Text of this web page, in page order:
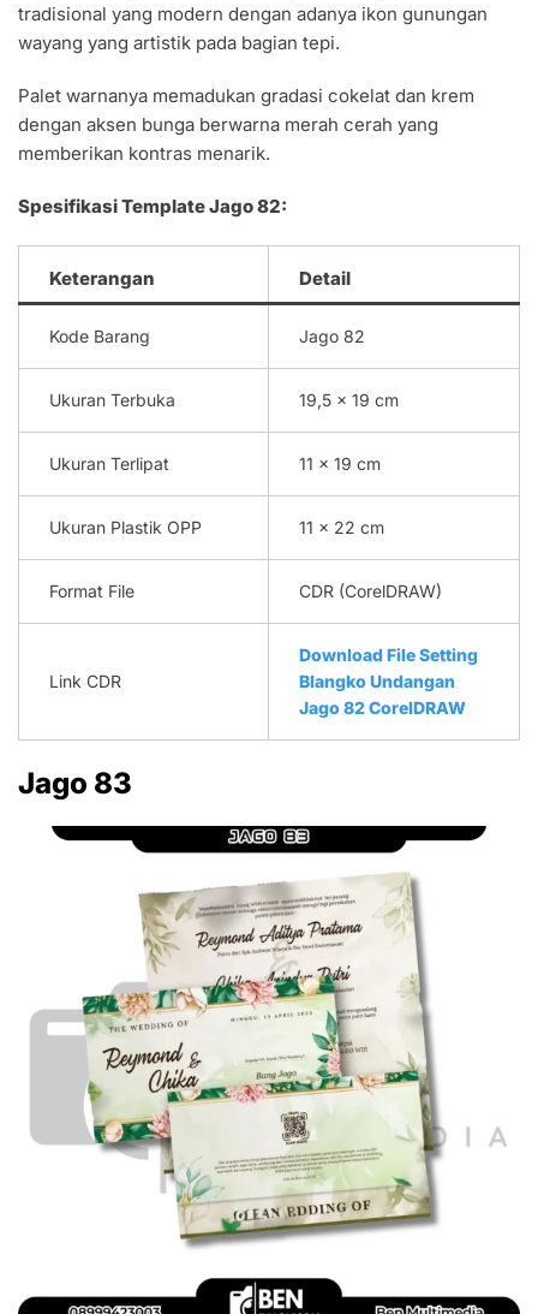
tradisional yang modern dengan adanya ikon gunungan
wayang yang artistik pada bagian tepi.
Palet warnanya memadukan gradasi cokelat dan krem
dengan aksen bunga berwarna merah cerah yang
memberikan kontras menarik.
Spesifikasi Template Jago 82:
Keterangan Detail
Kode Barang Jago 82
Ukuran Terbuka 19,5 x 19 cm
Ukuran Terlipat 11 x 19 cm
Ukuran Plastik OPP 11 x 22 cm
Format File CDR (CorelDRAW)
Link CDR
Download File Setting
Blangko Undangan
Jago 82 CorelDRAW
Jago 83